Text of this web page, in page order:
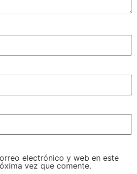
electrónico y web en este
vez que comente.